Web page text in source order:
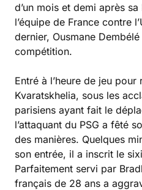
d’un mois et demi après
l’équipe de France contre
dernier, Ousmane
compétition.
Entré à l’heure de jeu
Kvaratskhelia, sous les
parisiens ayant fait le
l’attaquant du PSG a fêté
des manières. Quelques
son entrée, il a inscrit le
Parfaitement servi par
français de 28 ans a